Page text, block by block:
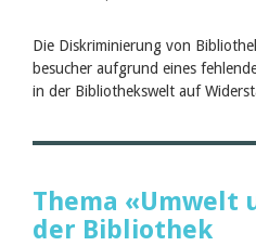
Die Diskriminierung von
besucher aufgrund eines
in der Bibliothekswelt auf
Thema «Umwelt
der Bibliothek